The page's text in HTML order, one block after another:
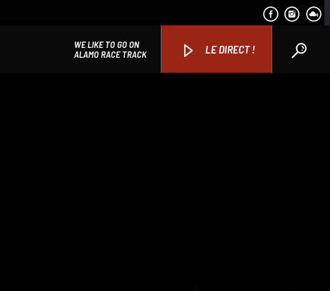
LE DIRECT !
WE LIKE TO GO ON
ALAMO RACE TRACK